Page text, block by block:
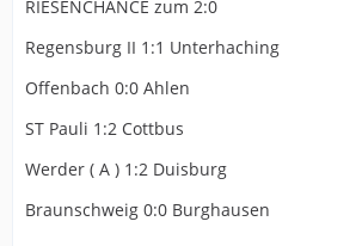
RIESENCHANCE zum 2:0
Regensburg II 1:1 Unterhaching
Offenbach 0:0 Ahlen
ST Pauli 1:2 Cottbus
Werder ( A ) 1:2 Duisburg
Braunschweig 0:0 Burghausen